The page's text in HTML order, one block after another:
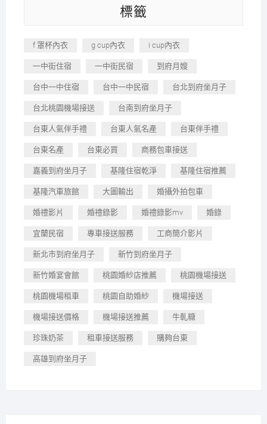
標籤
f 罩杯內衣 g cup內衣 i cup內衣
一中街住宿 一中街民宿 到府月嫂
台中一中住宿 台中一中民宿 台北到府坐月子
台北桃園機場接送 台南到府坐月子
台東人氣伴手禮 台東人氣名產 台東伴手禮
台東名產 台東必買 商務包車接送
嘉義到府坐月子 基隆住宿乾淨 基隆住宿推薦
基隆汽車旅館 大圖輸出 婚攝外拍包車
婚禮影片 婚禮錄影 婚禮錄影mv 婚錄
宜蘭民宿 專車接送服務 工商簡介影片
新北市到府坐月子 新竹到府坐月子
新竹婚宴會館 桃園婚紗店推薦 桃園機場接送
桃園機場租車 桃園自助婚紗 機場接送
機場接送價格 機場接送推薦 牛軋糖
珍珠奶茶 租車接送服務 購夠台東
高雄到府坐月子